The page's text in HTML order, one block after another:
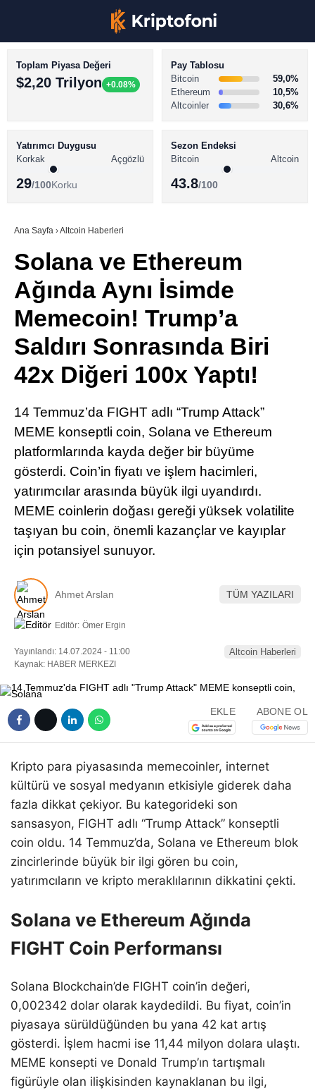
Youtube
TikTok
LinkedIn
Telegram
BİTCOİN HABERLERİ
ALTCOİN HABERLERİ
SÖZLÜK
Toplam Piyasa Değeri
$2,20 Trilyon +0.08%
Pay Tablosu
Bitcoin
59,0%
Ethereum
10,5%
Altcoinler
30,6%
Yatırımcı Duygusu
Korkak
Açgözlü
29/100Korku
Sezon Endeksi
Bitcoin
Altcoin
43.8/100
Ana Sayfa ›Altcoin Haberleri
Solana ve Ethereum
Ağında Aynı İsimde
Memecoin! Trump’a
Saldırı Sonrasında Biri
42x Diğeri 100x Yaptı!
14 Temmuz’da FIGHT adlı “Trump Attack”
MEME konseptli coin, Solana ve Ethereum
platformlarında kayda değer bir büyüme
gösterdi. Coin’in fiyatı ve işlem hacimleri,
yatırımcılar arasında büyük ilgi uyandırdı.
MEME coinlerin doğası gereği yüksek volatilite
taşıyan bu coin, önemli kazançlar ve kayıplar
için potansiyel sunuyor.
Ahmet Arslan TÜM YAZILARI
Editör: Ömer Ergin
Yayınlandı: 14.07.2024 - 11:00
Kaynak: HABER MERKEZI
Altcoin Haberleri
EKLE ABONE OL
Kripto para piyasasında memecoinler, internet
kültürü ve sosyal medyanın etkisiyle giderek daha
fazla dikkat çekiyor. Bu kategorideki son
sansasyon, FIGHT adlı “Trump Attack” konseptli
coin oldu. 14 Temmuz’da, Solana ve Ethereum blok
zincirlerinde büyük bir ilgi gören bu coin,
yatırımcıların ve kripto meraklılarının dikkatini çekti.
Solana ve Ethereum Ağında
FIGHT Coin Performansı
Solana Blockchain’de FIGHT coin’in değeri,
0,002342 dolar olarak kaydedildi. Bu fiyat, coin’in
piyasaya sürüldüğünden bu yana 42 kat artış
gösterdi. İşlem hacmi ise 11,44 milyon dolara ulaştı.
MEME konsepti ve Donald Trump’ın tartışmalı
figürüyle olan ilişkisinden kaynaklanan bu ilgi,